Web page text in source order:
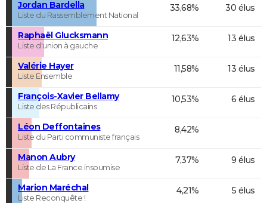
Jordan Bardella
Liste du Rassemblement National
33,68% 30 élus
Raphaël Glucksmann
Liste d'union à gauche
12,63% 13 élus
Valérie Hayer
Liste Ensemble
11,58% 13 élus
François-Xavier Bellamy
Liste des Républicains
10,53% 6 élus
Léon Deffontaines
Liste du Parti communiste français
8,42%
Manon Aubry
Liste de La France insoumise
7,37% 9 élus
Marion Maréchal
Liste Reconquête !
4,21% 5 élus